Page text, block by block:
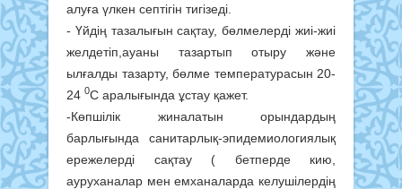
алуға үлкен септігін тигізеді.
- Үйдің тазалығын сақтау, бөлмелерді жиі-жиі
желдетіп,ауаны тазартып отыру және
ылғалды тазарту, бөлме температурасын 20-
24 0С аралығында ұстау қажет.
-Көпшілік жиналатын орындардың
барлығында санитарлық-эпидемиологиялық
ережелерді сақтау ( бетперде кию,
ауруханалар мен емханаларда келушілердің